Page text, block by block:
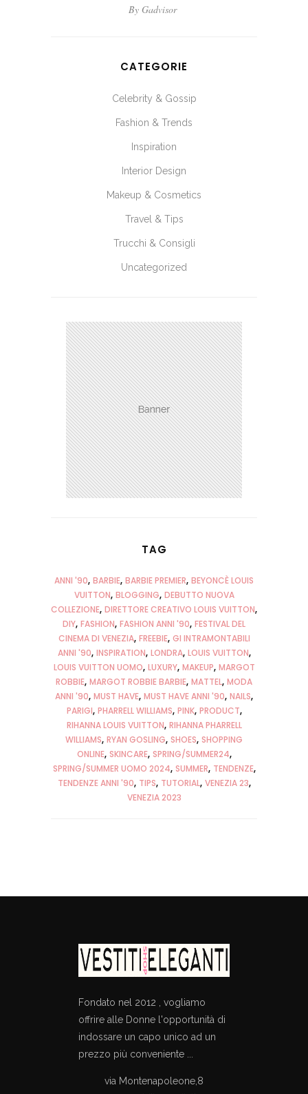
By Gadvisor
CATEGORIE
Celebrity & Gossip
Fashion & Trends
Inspiration
Interior Design
Makeup & Cosmetics
Travel & Tips
Trucchi & Consigli
Uncategorized
TAG
ANNI '90 BARBIE BARBIE PREMIER BEYONCÈ LOUIS
VUITTON BLOGGING DEBUTTO NUOVA
COLLEZIONE DIRETTORE CREATIVO LOUIS VUITTON
DIY FASHION FASHION ANNI '90 FESTIVAL DEL
CINEMA DI VENEZIA FREEBIE GI INTRAMONTABILI
ANNI '90 INSPIRATION LONDRA LOUIS VUITTON
LOUIS VUITTON UOMO LUXURY MAKEUP MARGOT
ROBBIE MARGOT ROBBIE BARBIE MATTEL MODA
ANNI '90 MUST HAVE MUST HAVE ANNI '90 NAILS
PARIGI PHARRELL WILLIAMS PINK PRODUCT
RIHANNA LOUIS VUITTON RIHANNA PHARRELL
WILLIAMS RYAN GOSLING SHOES SHOPPING
ONLINE SKINCARE SPRING/SUMMER24
SPRING/SUMMER UOMO 2024 SUMMER TENDENZE
TENDENZE ANNI '90 TIPS TUTORIAL VENEZIA 23
VENEZIA 2023
Fondato nel 2012 , vogliamo
offrire alle Donne l'opportunità di
indossare un capo unico ad un
prezzo più conveniente ...
via Montenapoleone,8